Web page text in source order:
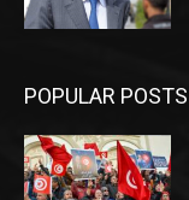
POPULAR POSTS